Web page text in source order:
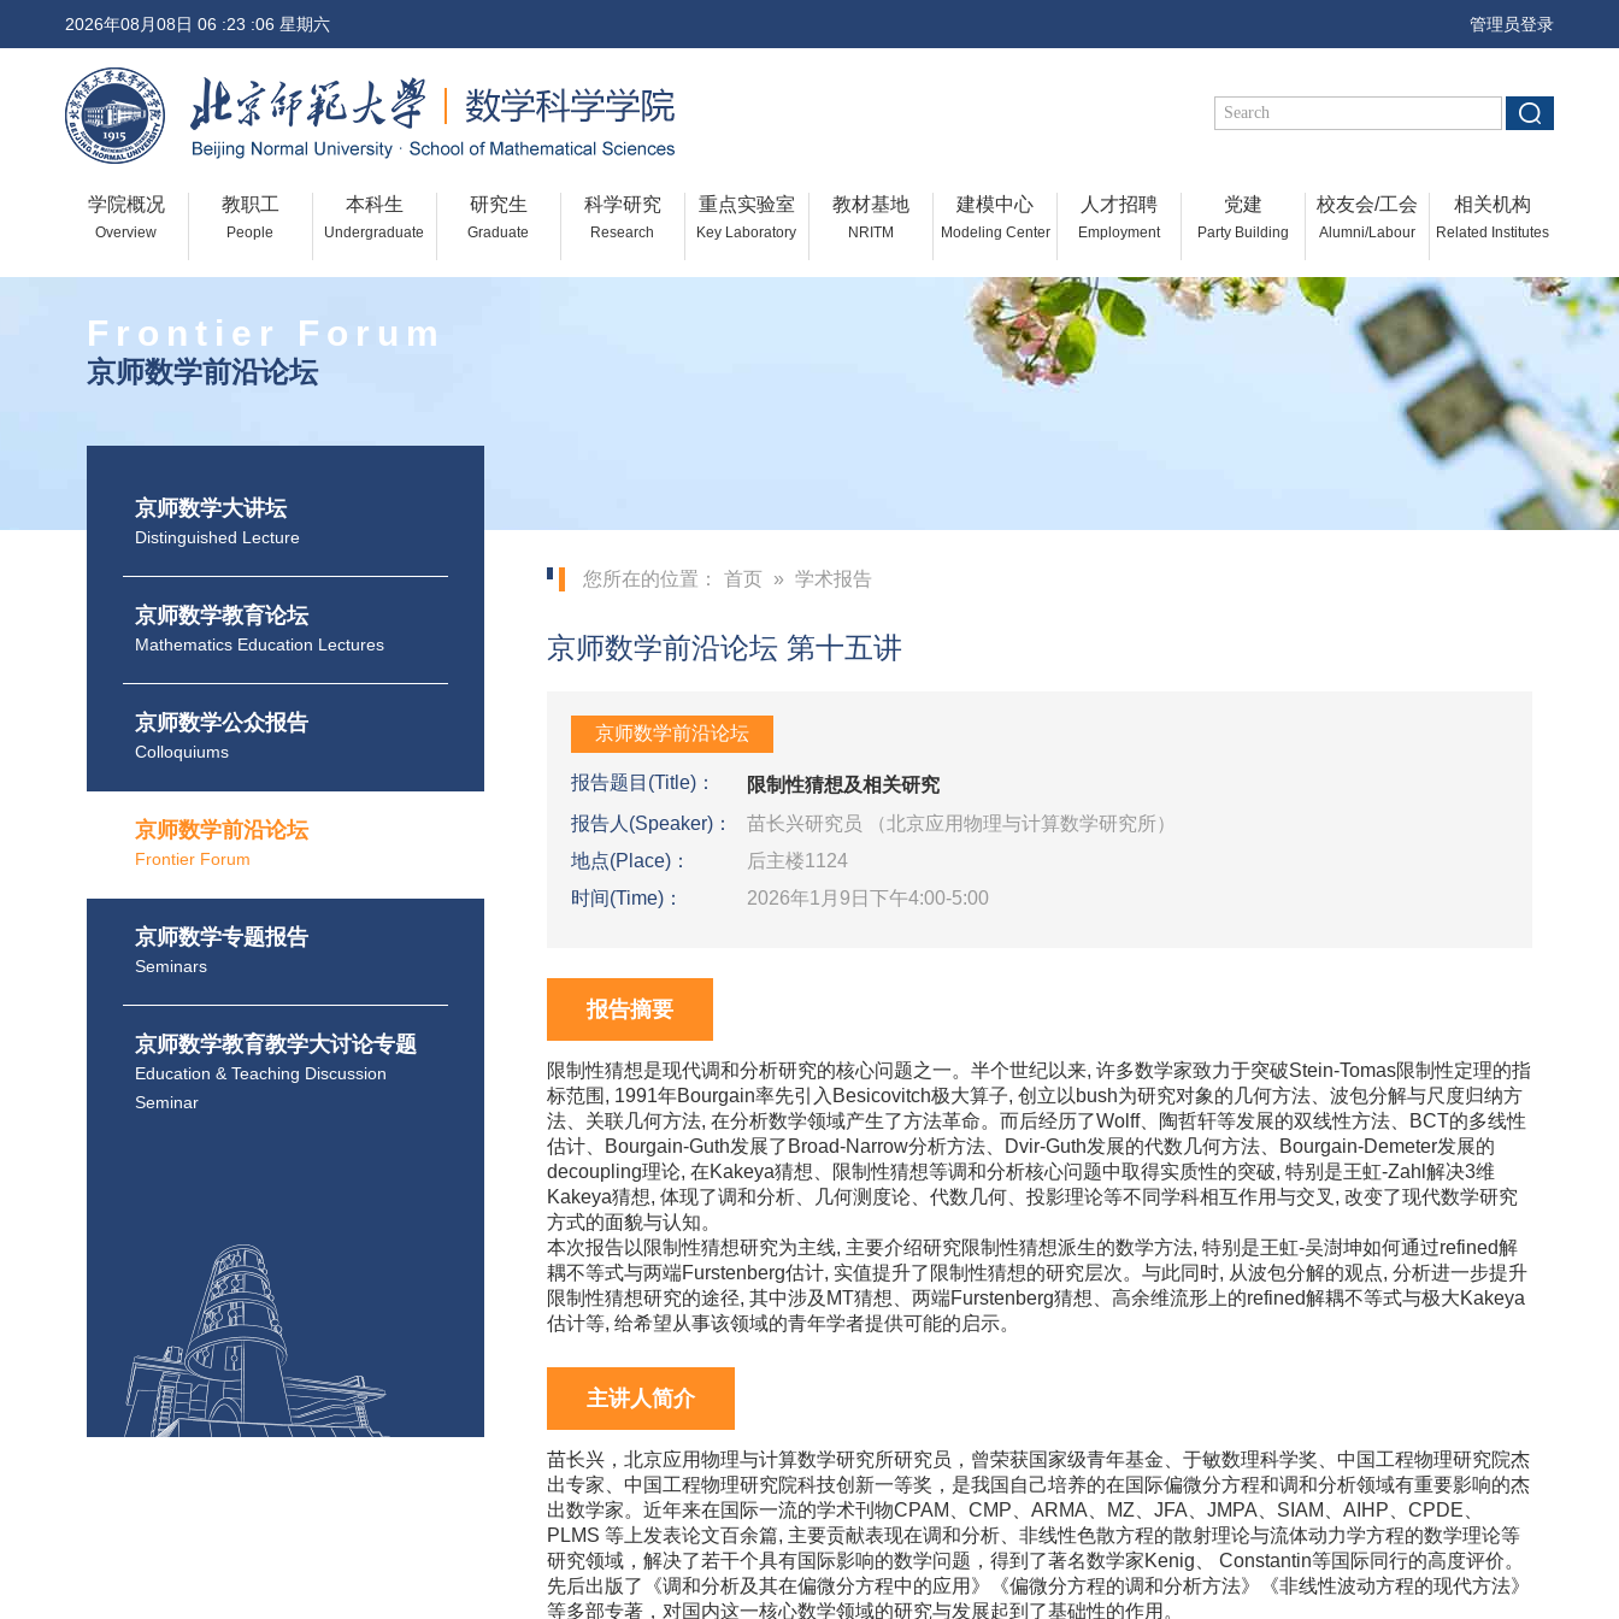
2026年08月08日 06 :23 :06 星期六 管理员登录
学院概况
Overview
教职工
People
本科生
Undergraduate
研究生
Graduate
科学研究
Research
重点实验室
Key Laboratory
教材基地
NRITM
建模中心
Modeling Center
人才招聘
Employment
党建
Party Building
校友会/工会
Alumni/Labour
相关机构
Related Institutes
Frontier Forum
京师数学前沿论坛
京师数学大讲坛
Distinguished Lecture
京师数学教育论坛
Mathematics Education Lectures
京师数学公众报告
Colloquiums
京师数学前沿论坛
Frontier Forum
京师数学专题报告
Seminars
京师数学教育教学大讨论专题
Education & Teaching Discussion
Seminar
您所在的位置： 首页 » 学术报告
京师数学前沿论坛 第十五讲
京师数学前沿论坛
报告题目(Title)：
限制性猜想及相关研究
报告人(Speaker)：
苗长兴研究员 （北京应用物理与计算数学研究所）
地点(Place)：
后主楼1124
时间(Time)：
2026年1月9日下午4:00-5:00
报告摘要
限制性猜想是现代调和分析研究的核心问题之一。半个世纪以来, 许多数学家致力于突破Stein-Tomas限制性定理的指
标范围, 1991年Bourgain率先引入Besicovitch极大算子, 创立以bush为研究对象的几何方法、波包分解与尺度归纳方
法、关联几何方法, 在分析数学领域产生了方法革命。而后经历了Wolff、陶哲轩等发展的双线性方法、BCT的多线性
估计、Bourgain-Guth发展了Broad-Narrow分析方法、Dvir-Guth发展的代数几何方法、Bourgain-Demeter发展的
decoupling理论, 在Kakeya猜想、限制性猜想等调和分析核心问题中取得实质性的突破, 特别是王虹-Zahl解决3维
Kakeya猜想, 体现了调和分析、几何测度论、代数几何、投影理论等不同学科相互作用与交叉, 改变了现代数学研究
方式的面貌与认知。
本次报告以限制性猜想研究为主线, 主要介绍研究限制性猜想派生的数学方法, 特别是王虹-吴澍坤如何通过refined解
耦不等式与两端Furstenberg估计, 实值提升了限制性猜想的研究层次。与此同时, 从波包分解的观点, 分析进一步提升
限制性猜想研究的途径, 其中涉及MT猜想、两端Furstenberg猜想、高余维流形上的refined解耦不等式与极大Kakeya
估计等, 给希望从事该领域的青年学者提供可能的启示。
主讲人简介
苗长兴，北京应用物理与计算数学研究所研究员，曾荣获国家级青年基金、于敏数理科学奖、中国工程物理研究院杰
出专家、中国工程物理研究院科技创新一等奖，是我国自己培养的在国际偏微分方程和调和分析领域有重要影响的杰
出数学家。近年来在国际一流的学术刊物CPAM、CMP、ARMA、MZ、JFA、JMPA、SIAM、AIHP、CPDE、
PLMS 等上发表论文百余篇, 主要贡献表现在调和分析、非线性色散方程的散射理论与流体动力学方程的数学理论等
研究领域，解决了若干个具有国际影响的数学问题，得到了著名数学家Kenig、 Constantin等国际同行的高度评价。
先后出版了《调和分析及其在偏微分方程中的应用》《偏微分方程的调和分析方法》《非线性波动方程的现代方法》
等多部专著，对国内这一核心数学领域的研究与发展起到了基础性的作用。